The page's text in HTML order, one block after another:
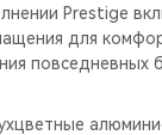
Prestige
для
повседневных